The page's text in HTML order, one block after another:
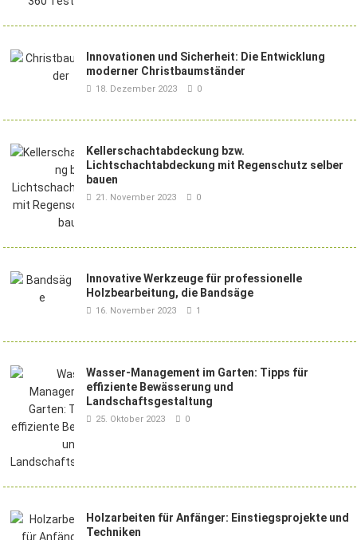
Innovationen und Sicherheit: Die Entwicklung
moderner Christbaumständer
18. Dezember 2023 0
Kellerschachtabdeckung bzw.
Lichtschachtabdeckung mit Regenschutz selber
bauen
21. November 2023 0
Innovative Werkzeuge für professionelle
Holzbearbeitung, die Bandsäge
16. November 2023 1
Wasser-Management im Garten: Tipps für
effiziente Bewässerung und
Landschaftsgestaltung
25. Oktober 2023 0
Holzarbeiten für Anfänger: Einstiegsprojekte und
Techniken